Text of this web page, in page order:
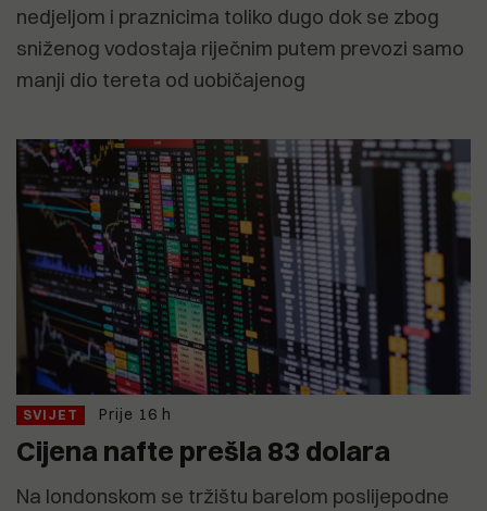
nedjeljom i praznicima toliko dugo dok se zbog
sniženog vodostaja riječnim putem prevozi samo
manji dio tereta od uobičajenog
SVIJET Prije 16 h
Cijena nafte prešla 83 dolara
Na londonskom se tržištu barelom poslijepodne